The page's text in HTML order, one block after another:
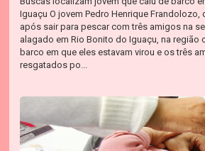
Iguaçu O jovem Pedro Henrique Frandolozo,
após sair para pescar com três amigos na
alagado em Rio Bonito do Iguaçu, na região
barco em que eles estavam virou e os três
resgatados po...